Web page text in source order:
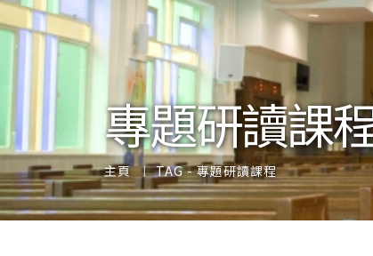
專題研讀課
主頁 TAG -專題研讀課程